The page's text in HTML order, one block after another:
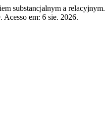
substancjalnym a relacyjnym.
em: 6 sie. 2026.